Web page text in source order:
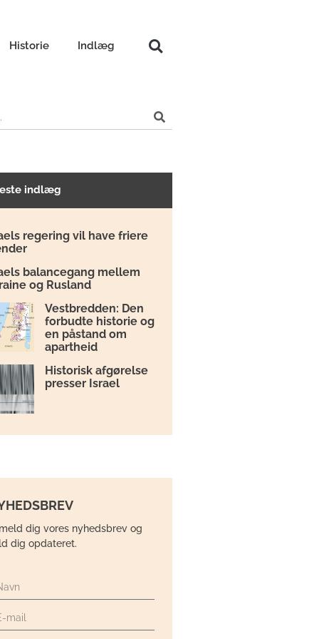
Historie Indlæg
indlæg
regering vil have friere
balancegang mellem
og Rusland
Vestbredden: Den
forbudte historie og
en påstand om
apartheid
Historisk afgørelse
presser Israel
dig vores nyhedsbrev og
dig opdateret.